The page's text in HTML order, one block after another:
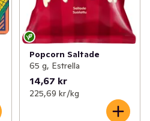
Popcorn Saltade
65 g, Estrella
14,67 kr
225,69 kr /kg